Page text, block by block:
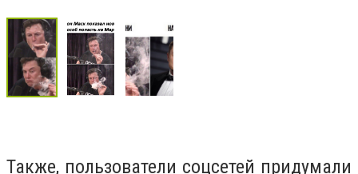
Также, пользователи соцсетей придумали